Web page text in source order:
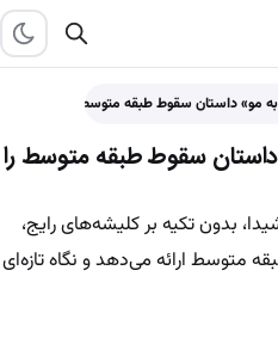
به مو» داستان سقوط طبقه متوسط…
داستان سقوط طبقه متوسط را
بدون تکیه بر کلیشه‌های رایج،
متوسط ارائه می‌دهد و نگاه تازه‌ای